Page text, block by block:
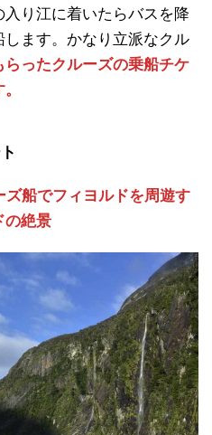
り江に着いたらバスを降
ます。かなり立派なクル
らったクルーズの乗船チケ
船でフィヨルドを周遊す
の絶景